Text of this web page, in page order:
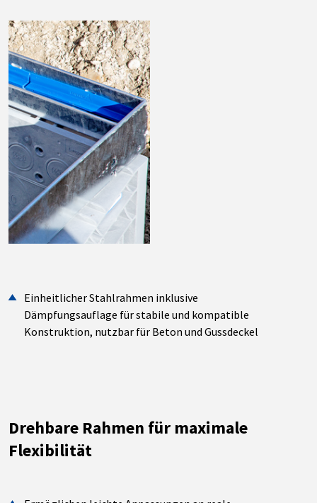
Einheitlicher Stahlrahmen inklusive
Dämpfungsauflage für stabile und kompatible
Konstruktion, nutzbar für Beton und Gussdeckel
Drehbare Rahmen für maximale
Flexibilität